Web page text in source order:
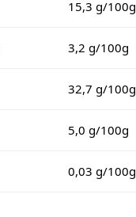
15,3 g/100g
3,2 g/100g
32,7 g/100g
5,0 g/100g
0,03 g/100g